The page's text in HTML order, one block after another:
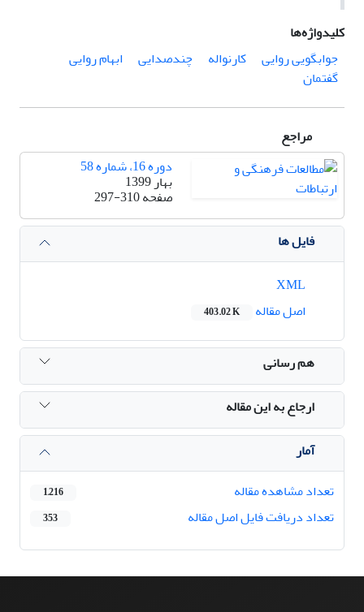
کلیدواژه‌ها
جوابگویی روایی
کارنواله چندصدایی
ابهام روایی
گفتمان
مراجع
دوره 16، شماره 58
بهار 1399
صفحه297-310
فایل ها
اصل مقاله
403.02 K
هم رسانی
ارجاع به این مقاله
آمار
تعداد مشاهده مقاله
1,216
تعداد دریافت فایل اصل مقاله 353